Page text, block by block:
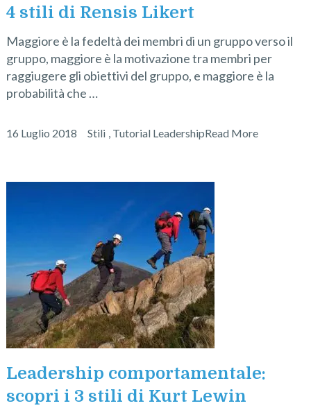
4 stili di Rensis Likert
Maggiore è la fedeltà dei membri di un gruppo verso il
gruppo, maggiore è la motivazione tra membri per
raggiugere gli obiettivi del gruppo, e maggiore è la
probabilità che …
16 Luglio 2018 Stili , Tutorial LeadershipRead More
Leadership comportamentale:
scopri i 3 stili di Kurt Lewin